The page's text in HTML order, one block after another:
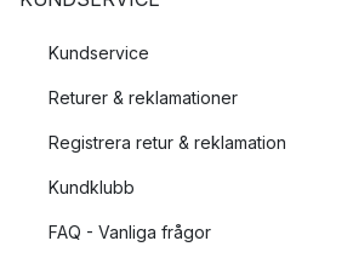
Kundservice
Returer & reklamationer
Registrera retur & reklamation
Kundklubb
FAQ - Vanliga frågor